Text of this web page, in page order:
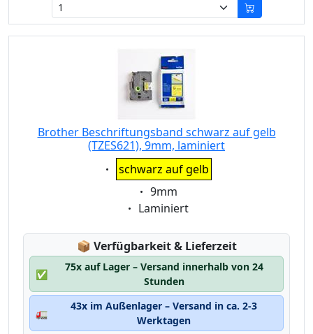
Brother Beschriftungsband schwarz auf gelb
(TZES621), 9mm, laminiert
Eigenschaft:
schwarz auf gelb
Eigenschaft:
9mm
Eigenschaft:
Laminiert
📦 Lagerstatus:
Verfügbarkeit & Lieferzeit
✅
75x auf Lager – Versand innerhalb von 24
Stunden
🚛
43x im Außenlager – Versand in ca. 2-3
Werktagen